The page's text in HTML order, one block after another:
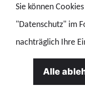
„Die Etablierung
Vermögenswerte
und wer tatsächlich
Vermögenswerte
Sie können
"Datenschutz" im
nachträglich Ihre
Alle